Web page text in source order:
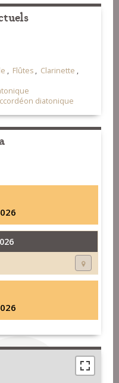
, Flûtes , Clarinette ,
diatonique